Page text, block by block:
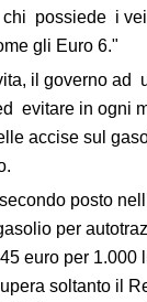
possiede i
gli Euro 6."
il governo ad
evitare in ogni
accise sul
posto
per
euro per 1.000
soltanto il